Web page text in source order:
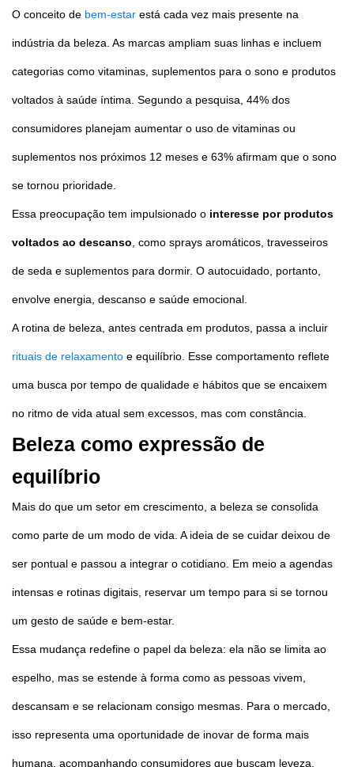
O conceito de bem-estar está cada vez mais presente na
indústria da beleza. As marcas ampliam suas linhas e incluem
categorias como vitaminas, suplementos para o sono e produtos
voltados à saúde íntima. Segundo a pesquisa, 44% dos
consumidores planejam aumentar o uso de vitaminas ou
suplementos nos próximos 12 meses e 63% afirmam que o sono
se tornou prioridade.
Essa preocupação tem impulsionado o interesse por produtos
voltados ao descanso , como sprays aromáticos, travesseiros
de seda e suplementos para dormir. O autocuidado, portanto,
envolve energia, descanso e saúde emocional.
A rotina de beleza, antes centrada em produtos, passa a incluir
rituais de relaxamento e equilíbrio. Esse comportamento reflete
uma busca por tempo de qualidade e hábitos que se encaixem
no ritmo de vida atual sem excessos, mas com constância.
Beleza como expressão de
equilíbrio
Mais do que um setor em crescimento, a beleza se consolida
como parte de um modo de vida. A ideia de se cuidar deixou de
ser pontual e passou a integrar o cotidiano. Em meio a agendas
intensas e rotinas digitais, reservar um tempo para si se tornou
um gesto de saúde e bem-estar.
Essa mudança redefine o papel da beleza: ela não se limita ao
espelho, mas se estende à forma como as pessoas vivem,
descansam e se relacionam consigo mesmas. Para o mercado,
isso representa uma oportunidade de inovar de forma mais
humana, acompanhando consumidores que buscam leveza,